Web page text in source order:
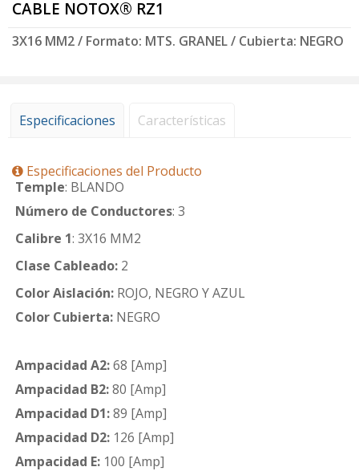
CABLE NOTOX® RZ1
3X16 MM2 / Formato: MTS. GRANEL / Cubierta: NEGRO
Especificaciones Características
Especificaciones del Producto
Temple: BLANDO
Número de Conductores: 3
Calibre 1: 3X16 MM2
Clase Cableado: 2
Color Aislación: ROJO, NEGRO Y AZUL
Color Cubierta: NEGRO
Ampacidad A2:68 [Amp]
Ampacidad B2:80 [Amp]
Ampacidad D1:89 [Amp]
Ampacidad D2: 126 [Amp]
Ampacidad E: 100 [Amp]